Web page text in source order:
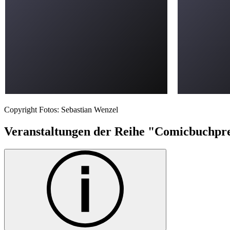
Copyright Fotos: Sebastian Wenzel
Veranstaltungen der Reihe